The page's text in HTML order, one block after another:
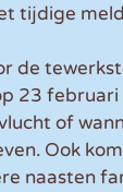
tijdige
de
23
of
Ook
naasten